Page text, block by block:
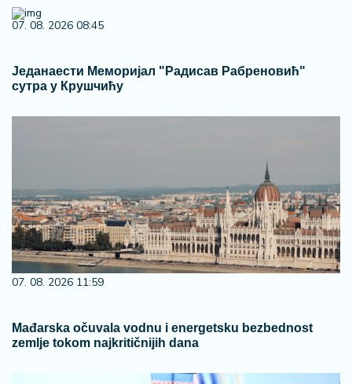
07. 08. 2026 08:45
Једанаести Меморијал "Радисав Рабреновић"
сутра у Крушчићу
07. 08. 2026 11:59
Mađarska očuvala vodnu i energetsku bezbednost
zemlje tokom najkritičnijih dana